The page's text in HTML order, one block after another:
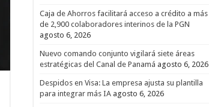
Caja de Ahorros facilitará acceso a crédito a más
de 2,900 colaboradores interinos de la PGN
agosto 6, 2026
Nuevo comando conjunto vigilará siete áreas
estratégicas del Canal de Panamá agosto 6, 2026
Despidos en Visa: La empresa ajusta su plantilla
para integrar más IA agosto 6, 2026